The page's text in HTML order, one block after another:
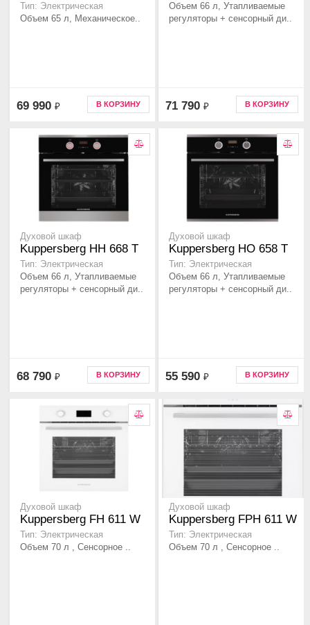
Тип: Электрическая
Объем 65 л, Механическое..
69 990 ₽ В КОРЗИНУ
Объем 66 л, Утапливаемые
регуляторы + сенсорный ди..
71 790 ₽ В КОРЗИНУ
Духовой шкаф
Kuppersberg HH 668 T
Тип: Электрическая
Объем 66 л, Утапливаемые
регуляторы + сенсорный ди..
68 790 ₽ В КОРЗИНУ
Духовой шкаф
Kuppersberg HO 658 T
Тип: Электрическая
Объем 66 л, Утапливаемые
регуляторы + сенсорный ди..
55 590 ₽ В КОРЗИНУ
Духовой шкаф
Kuppersberg FH 611 W
Тип: Электрическая
Объем 70 л , Сенсорное ..
Духовой шкаф
Kuppersberg FPH 611 W
Тип: Электрическая
Объем 70 л , Сенсорное ..